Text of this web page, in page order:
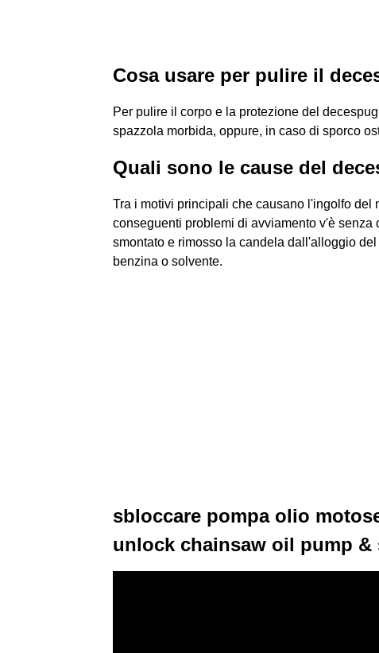
Cosa usare per pulire il
Per pulire il corpo e la protezione del
spazzola morbida, oppure, in caso di sporco
Quali sono le cause del
Tra i motivi principali che causano l'ingolfo del
conseguenti problemi di avviamento v'è
smontato e rimosso la candela dall'alloggio
benzina o solvente.
sbloccare pompa olio
unlock chainsaw oil pump &